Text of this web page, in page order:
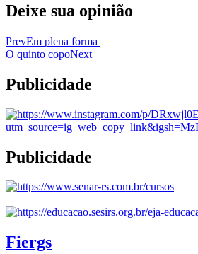
Deixe sua opinião
PrevEm plena forma
O quinto copoNext
Publicidade
Publicidade
Fiergs